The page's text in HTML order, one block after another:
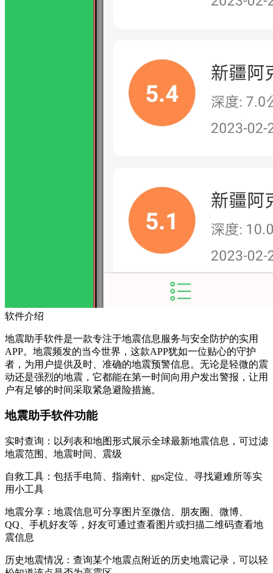
软件介绍
地震助手软件是一款专注于地震信息服务与安全防护的实用
APP。地震频发的当今世界，这款APP犹如一位贴心的守护
者，为用户提供及时、准确的地震预警信息。无论是轻微的震
动还是强烈的地震，它都能在第一时间向用户发出警报，让用
户有足够的时间采取紧急避险措施。
地震助手软件功能
实时查询：以列表和地图形式展示全球最新地震信息，可过滤
地震范围、地震时间、震级
自救工具：包括手电筒、指南针、gps定位、寻找避难所等实
用小工具
地震分享：地震信息可分享图片至微信、朋友圈、微博、
QQ、手机好友等，好友可通过查看图片或扫描二维码查看地
震信息
历史地震情况：查询某个地震点附近的历史地震记录，可以轻